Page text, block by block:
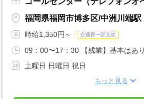
福岡県福岡市博多区/中洲川端駅
時給1,350円～ 交通費一部支給
09：00〜17：30 【残業】基本はあ
土曜日 日曜日 祝日
もっと見る